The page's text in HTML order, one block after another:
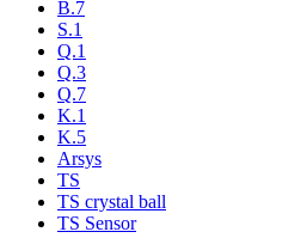
B.7
S.1
Q.1
Q.3
Q.7
K.1
K.5
Arsys
TS
TS crystal ball
TS Sensor